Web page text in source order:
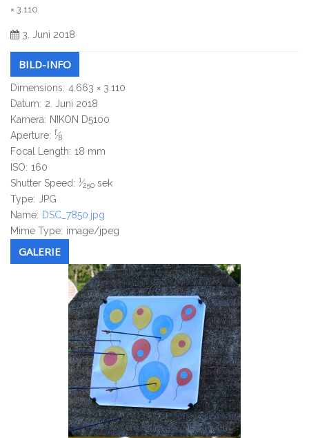
× 3.110
3. Juni 2018
BILD-INFO
Dimensions: 4.663 × 3.110
Datum: 2. Juni 2018
Kamera: NIKON D5100
Aperture: f⁄8
Focal Length: 18 mm
ISO: 160
Shutter Speed: 1⁄250 sek
Type:
JPG
Name: DSC_7850.jpg
Mime Type: image/jpeg
GALERIE